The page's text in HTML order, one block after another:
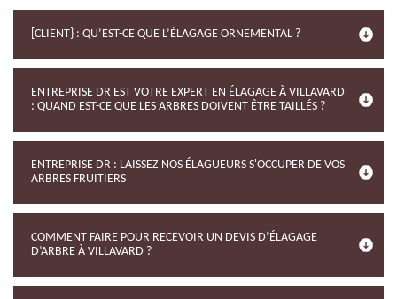
[CLIENT} : QU’EST-CE QUE L’ÉLAGAGE ORNEMENTAL ?
ENTREPRISE DR EST VOTRE EXPERT EN ÉLAGAGE À VILLAVARD
: QUAND EST-CE QUE LES ARBRES DOIVENT ÊTRE TAILLÉS ?
ENTREPRISE DR : LAISSEZ NOS ÉLAGUEURS S'OCCUPER DE VOS
ARBRES FRUITIERS
COMMENT FAIRE POUR RECEVOIR UN DEVIS D’ÉLAGAGE
D’ARBRE À VILLAVARD ?